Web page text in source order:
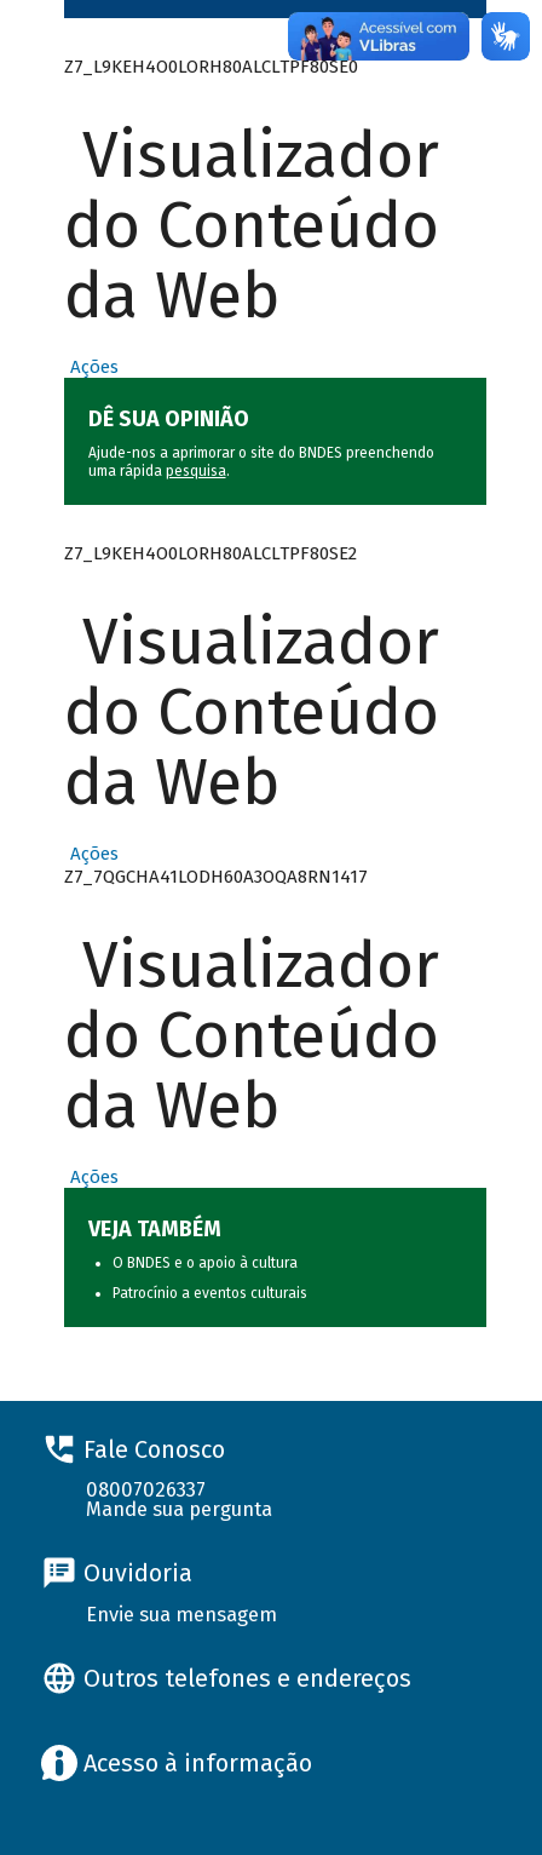
Z7_L9KEH4O0LORH80ALCLTPF80SE0
Visualizador
do Conteúdo
da Web
Ações
DÊ SUA OPINIÃO
Ajude-nos a aprimorar o site do BNDES preenchendo
uma rápida pesquisa.
Z7_L9KEH4O0LORH80ALCLTPF80SE2
Visualizador
do Conteúdo
da Web
Ações
Z7_7QGCHA41LODH60A3OQA8RN1417
Visualizador
do Conteúdo
da Web
Ações
VEJA TAMBÉM
O BNDES e o apoio à cultura
Patrocínio a eventos culturais
Fale Conosco
08007026337
Mande sua pergunta
Ouvidoria
Envie sua mensagem
Outros telefones e endereços
Acesso à informação